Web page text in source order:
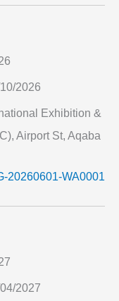
2026
Exhibition &
Airport St, Aqaba
2027